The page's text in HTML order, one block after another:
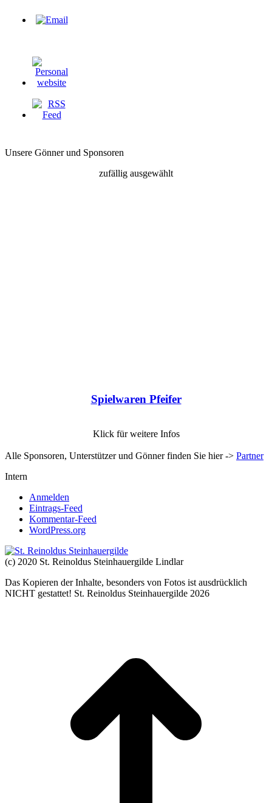
Unsere Gönner und Sponsoren
zufällig ausgewählt
Spielwaren Pfeifer
Klick für weitere Infos
Alle Sponsoren, Unterstützer und Gönner finden Sie hier -> Partner
Intern
Anmelden
Eintrags-Feed
Kommentar-Feed
WordPress.org
(c) 2020 St. Reinoldus Steinhauergilde Lindlar
Das Kopieren der Inhalte, besonders von Fotos ist ausdrücklich
NICHT gestattet! St. Reinoldus Steinhauergilde 2026